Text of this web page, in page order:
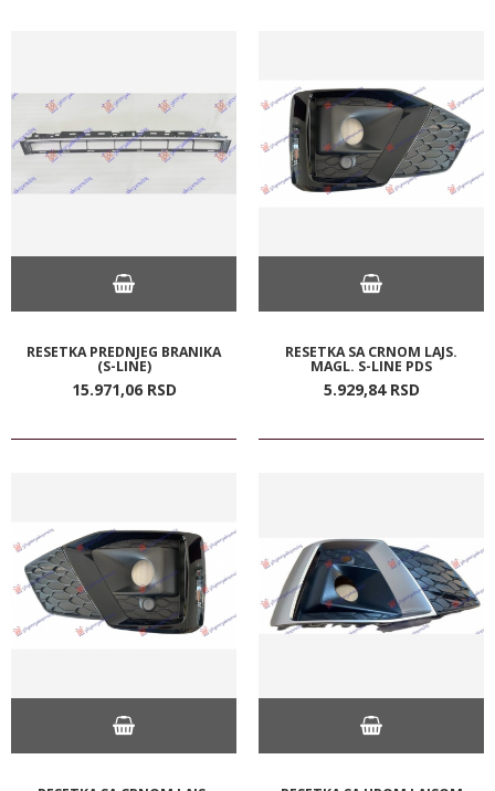
RESETKA PREDNJEG BRANIKA
(S-LINE)
15.971,06 RSD
RESETKA SA CRNOM LAJS.
MAGL. S-LINE PDS
5.929,84 RSD